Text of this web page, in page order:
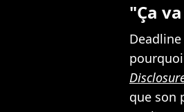
"Ça
que son